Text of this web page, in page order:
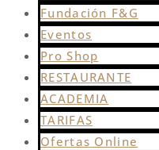
Fundación F&G
Eventos
Pro Shop
RESTAURANTE
ACADEMIA
TARIFAS
Ofertas Online